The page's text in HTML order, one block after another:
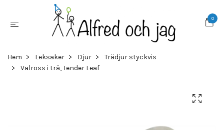
0
Hem Leksaker Djur
Trädjur styckvis
Valross i trä, Tender Leaf